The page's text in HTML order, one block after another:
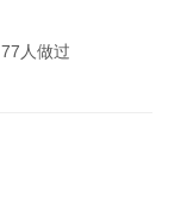
77人做过